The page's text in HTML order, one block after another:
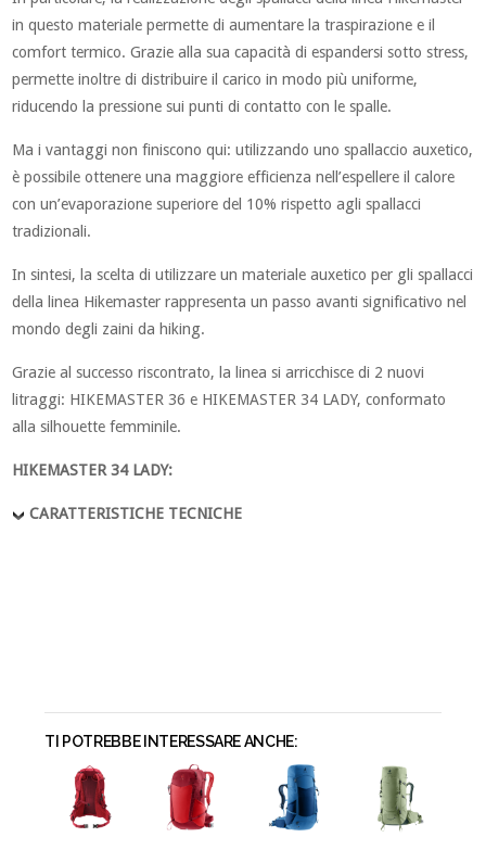
in questo materiale permette di aumentare la traspirazione e il
comfort termico. Grazie alla sua capacità di espandersi sotto stress,
permette inoltre di distribuire il carico in modo più uniforme,
riducendo la pressione sui punti di contatto con le spalle.
Ma i vantaggi non finiscono qui: utilizzando uno spallaccio auxetico,
è possibile ottenere una maggiore efficienza nell’espellere il calore
con un’evaporazione superiore del 10% rispetto agli spallacci
tradizionali.
In sintesi, la scelta di utilizzare un materiale auxetico per gli spallacci
della linea Hikemaster rappresenta un passo avanti significativo nel
mondo degli zaini da hiking.
Grazie al successo riscontrato, la linea si arricchisce di 2 nuovi
litraggi: HIKEMASTER 36 e HIKEMASTER 34 LADY, conformato
alla silhouette femminile.
HIKEMASTER 34 LADY:
CARATTERISTICHE TECNICHE
TI POTREBBE INTERESSARE ANCHE: